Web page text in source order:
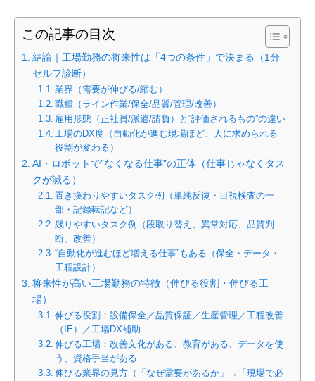
この記事の目次
結論｜工場勤務の将来性は「4つの条件」で決まる（1分
セルフ診断）
業界（需要が伸びる/縮む）
職種（ライン作業/保全/品質/管理/改善）
雇用形態（正社員/派遣/請負）と”評価されるもの”の違い
工場のDX度（自動化が進む現場ほど、人に求められる
役割が変わる）
AI・ロボットで”なくなる仕事”の正体（仕事じゃなくタス
クが減る）
置き換わりやすいタスク例（単純反復・目視検査の一
部・記録転記など）
残りやすいタスク例（段取り替え、異常対応、品質判
断、改善）
“自動化が進むほど増える仕事”もある（保全・データ・
工程設計）
将来性が高い工場勤務の特徴（伸びる役割・伸びる工
場）
伸びる役割：設備保全／品質保証／生産管理／工程改善
（IE）／工場DX補助
伸びる工場：改善文化がある、教育がある、データを使
う、資格手当がある
伸びる業界の見方（「なぜ需要があるか」→「現場で必